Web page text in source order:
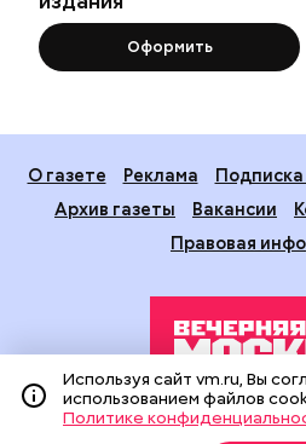
Оформить
О газете Реклама
Архив газеты
Вакансии
Правовая
Издание создано при
Используя сайт vm.ru, Вы
использованием файлов
Политике